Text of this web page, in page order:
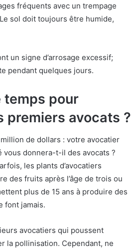
fréquents avec un trempage
sol doit toujours être humide,
un signe d’arrosage excessif;
pendant quelques jours.
temps pour
premiers avocats ?
million de dollars : votre avocatier
vous donnera-t-il des avocats ?
les plants d’avocatiers
des fruits après l’âge de trois ou
plus de 15 ans à produire des
font jamais.
avocatiers qui poussent
la pollinisation. Cependant, ne